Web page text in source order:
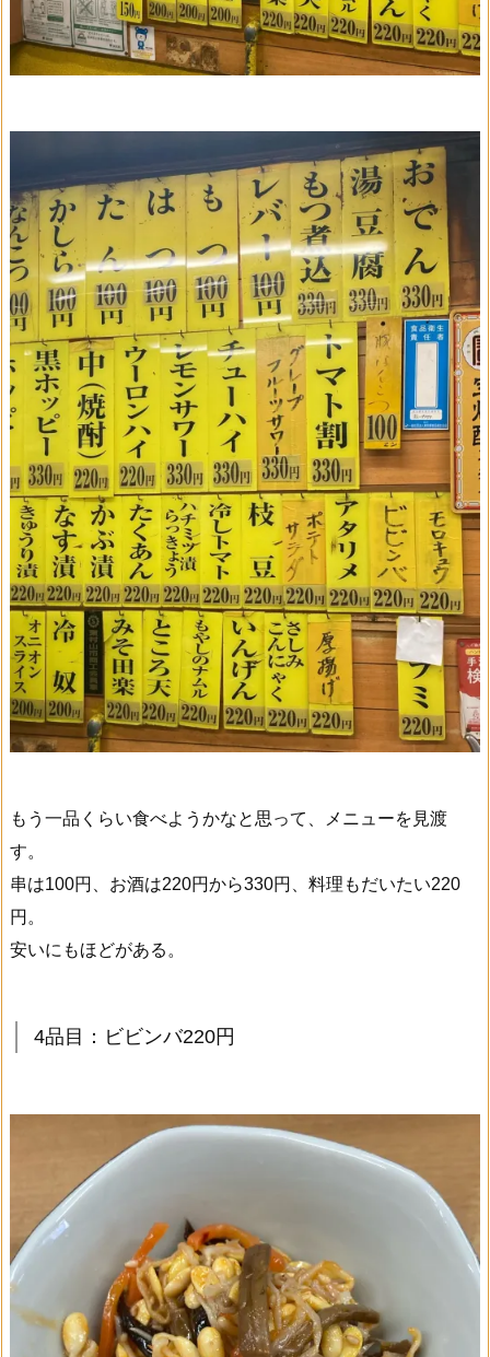
もう一品くらい食べようかなと思って、メニューを見渡
す。
串は100円、お酒は220円から330円、料理もだいたい220
円。
安いにもほどがある。
4品目：ビビンバ220円